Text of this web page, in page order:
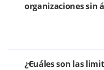
organizaciones sin
¿Cuáles son las